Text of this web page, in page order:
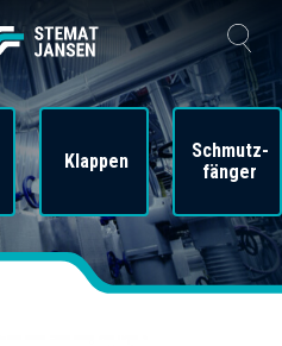
Klappen
Schmutz-
fänger